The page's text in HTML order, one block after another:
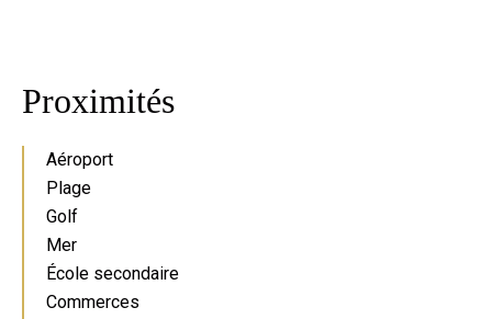
Proximités
Aéroport
Plage
Golf
Mer
École secondaire
Commerces